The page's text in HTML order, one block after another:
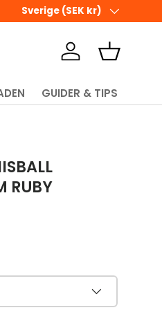
Land/Region
Sverige (SEK kr)
Logga inKorg
GUIDER & TIPS
RUBY